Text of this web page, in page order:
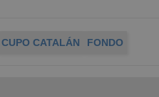
CUPO CATALÁN FONDO